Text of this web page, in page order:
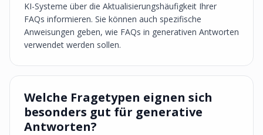
KI-Systeme über die Aktualisierungshäufigkeit Ihrer
FAQs informieren. Sie können auch spezifische
Anweisungen geben, wie FAQs in generativen Antworten
verwendet werden sollen.
Welche Fragetypen eignen sich
besonders gut für generative
Antworten?